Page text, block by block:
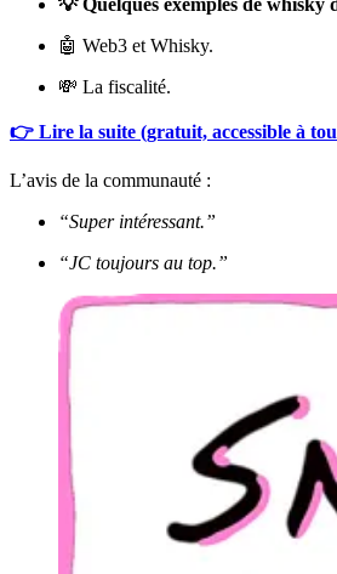
🤖 Web3 et Whisky.
💸 La fiscalité.
👉 Lire la suite (gratuit, accessible à
L’avis de la communauté :
“Super intéressant.”
“JC toujours au top.”